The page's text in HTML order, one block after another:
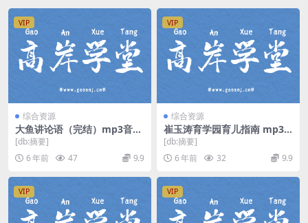
VIP
综合资源
大鱼讲论语（完结）mp3音频
百度网盘
[db:摘要]
6 年前
47 9.9
VIP
综合资源
崔玉涛育学园育儿指南 mp3
音频 百度网盘
[db:摘要]
6 年前
32 9.9
VIP VIP